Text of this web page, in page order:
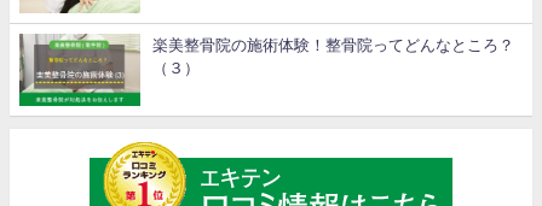
楽美整骨院の施術体験！整骨院ってどんなところ？
（３）